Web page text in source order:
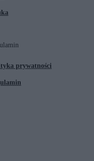
prywatności